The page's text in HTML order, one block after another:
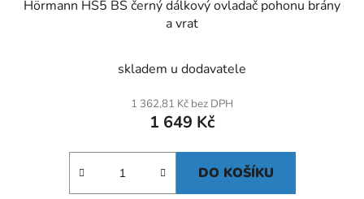
Hörmann HS5 BS černý dálkový ovladač pohonu brány
a vrat
skladem u dodavatele
1 362,81 Kč bez DPH
1 649 Kč
DO KOŠÍKU